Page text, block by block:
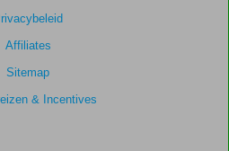
Affiliates
Sitemap
& Incentives